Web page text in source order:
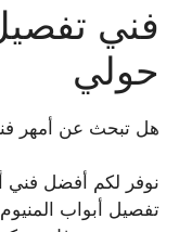
فني
حولي
هل تبحث عن أمهر
نوفر لكم أفضل فني
تفصيل أبواب المنيوم